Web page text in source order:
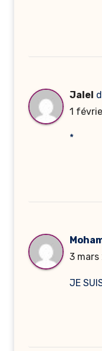
Jalel
1
*
3 mars
JE